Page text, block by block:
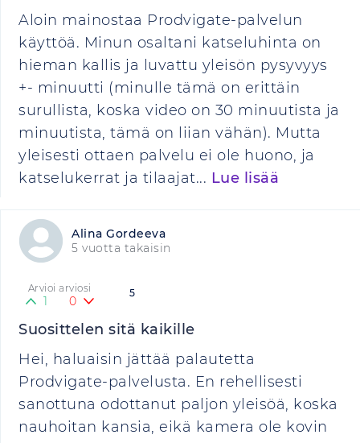
Aloin mainostaa Prodvigate-palvelun
käyttöä. Minun osaltani katseluhinta on
hieman kallis ja luvattu yleisön pysyvyys
+- minuutti (minulle tämä on erittäin
surullista, koska video on 30 minuutista ja
minuutista, tämä on liian vähän). Mutta
yleisesti ottaen palvelu ei ole huono, ja
katselukerrat ja tilaajat... Lue lisää
Alina Gordeeva
5 vuotta takaisin
5
Arvioi arviosi
1 0
Suosittelen sitä kaikille
Hei, haluaisin jättää palautetta
Prodvigate-palvelusta. En rehellisesti
sanottuna odottanut paljon yleisöä, koska
nauhoitan kansia, eikä kamera ole kovin